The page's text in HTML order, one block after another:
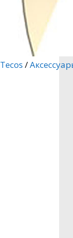
Tecos /